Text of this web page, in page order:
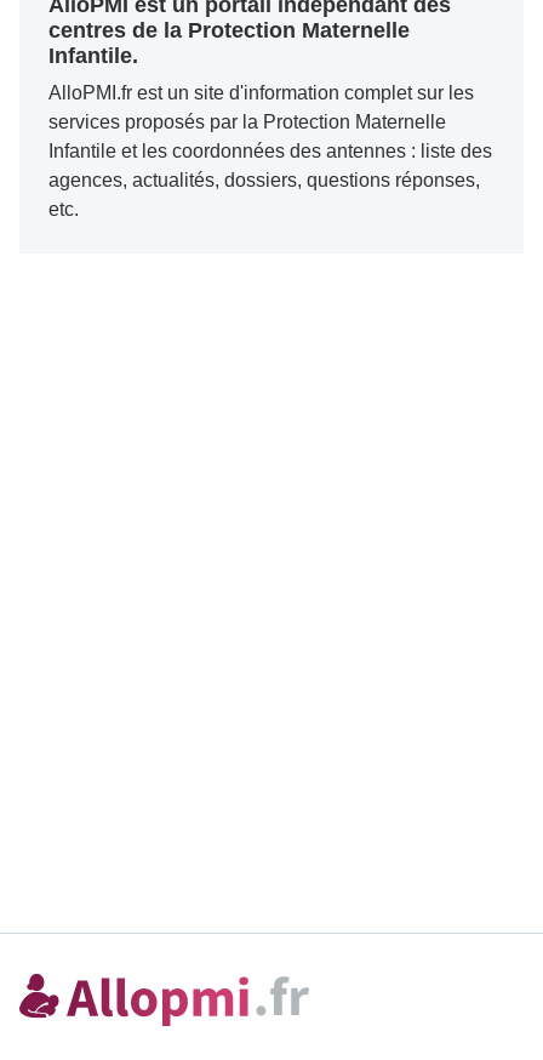
AlloPMI est un portail indépendant des
centres de la Protection Maternelle
Infantile.
AlloPMI.fr est un site d'information complet sur les
services proposés par la Protection Maternelle
Infantile et les coordonnées des antennes : liste des
agences, actualités, dossiers, questions réponses,
etc.